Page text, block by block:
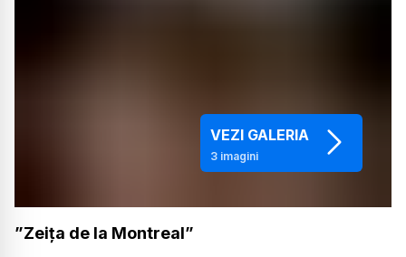
VEZI GALERIA
3imagini
”Zeița de la Montreal”